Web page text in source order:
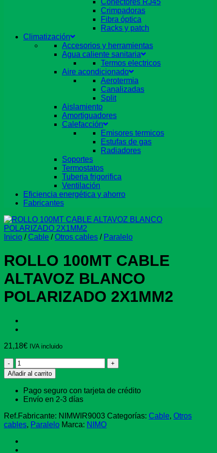
Conectores RJ45
Crimpadoras
Fibra óptica
Racks y patch
Climatización
Accesorios y herramientas
Agua caliente sanitaria
Termos electricos
Aire acondicionado
Aerotermia
Canalizadas
Split
Aislamiento
Amortiguadores
Calefacción
Emisores termicos
Estufas de gas
Radiadores
Soportes
Termostatos
Tuberia frigorifica
Ventilación
Eficiencia energética y ahorro
Fabricantes
Inicio / Cable / Otros cables / Paralelo
ROLLO 100MT CABLE
ALTAVOZ BLANCO
POLARIZADO 2X1MM2
21,18€ IVA incluido
ROLLO
100MT
CABLE
ALTAVOZ
BLANCO
2X1MM2
cantidad
Añadir al carrito
Pago seguro con tarjeta de crédito
Envío en 2-3 días
Ref.Fabricante: NIMWIR9003 Categorías: Cable, Otros
cables, Paralelo Marca: NIMO